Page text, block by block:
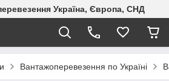
Україна, Європа, СНД
Вантажоперевезення по Україні